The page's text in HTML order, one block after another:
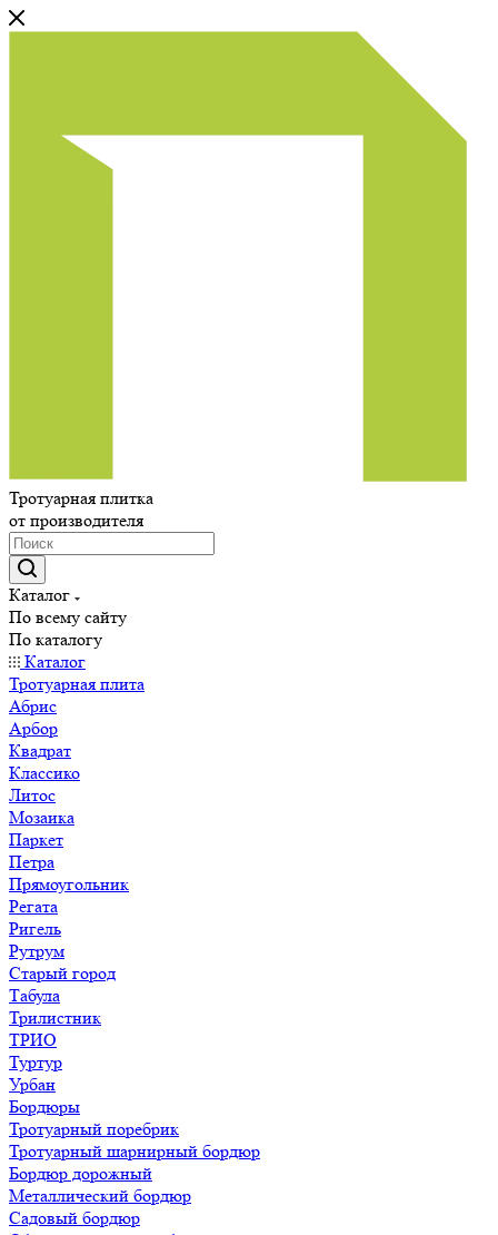
Тротуарная плитка
от производителя
Каталог
По всему сайту
По каталогу
Каталог
Тротуарная плита
Абрис
Арбор
Квадрат
Классико
Литос
Мозаика
Паркет
Петра
Прямоугольник
Регата
Ригель
Рутрум
Старый город
Табула
Трилистник
ТРИО
Туртур
Урбан
Бордюры
Тротуарный поребрик
Тротуарный шарнирный бордюр
Бордюр дорожный
Металлический бордюр
Садовый бордюр